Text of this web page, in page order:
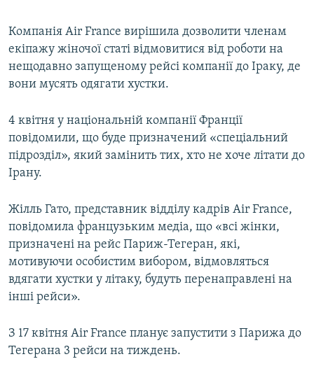
Усі сайти RFE/RL
Компанія Air France вирішила дозволити членам
екіпажу жіночої статі відмовитися від роботи на
нещодавно запущеному рейсі компанії до Іраку, де
вони мусять одягати хустки.
4 квітня у національній компанії Франції
повідомили, що буде призначений «спеціальний
підрозділ», який замінить тих, хто не хоче літати до
Ірану.
Жілль Гато, представник відділу кадрів Air France,
повідомила французьким медіа, що «всі жінки,
призначені на рейс Париж-Тегеран, які,
мотивуючи особистим вибором, відмовляться
вдягати хустки у літаку, будуть перенаправлені на
інші рейси».
З 17 квітня Air France планує запустити з Парижа до
Тегерана 3 рейси на тиждень.